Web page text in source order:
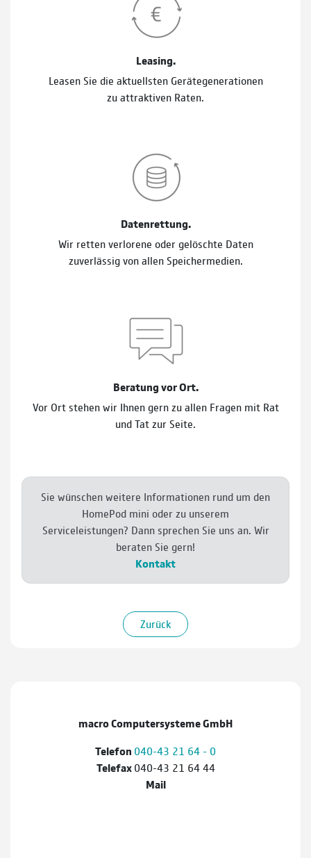
Leasing.
Leasen Sie die aktuellsten Gerätegenerationen
zu attraktiven Raten.
Datenrettung.
Wir retten verlorene oder gelöschte Daten
zuverlässig von allen Speichermedien.
Beratung vor Ort.
Vor Ort stehen wir Ihnen gern zu allen Fragen mit Rat
und Tat zur Seite.
Sie wünschen weitere Informationen rund um den
HomePod mini oder zu unserem
Serviceleistungen? Dann sprechen Sie uns an. Wir
beraten Sie gern!
Kontakt
Zurück
macro Computersysteme GmbH
Telefon 040-43 21 64 - 0
Telefax040-43 21 64 44
Mail